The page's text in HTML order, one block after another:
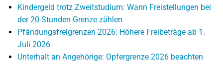
Kindergeld trotz Zweitstudium: Wann Freistellungen bei
der 20-Stunden-Grenze zählen
Pfändungsfreigrenzen 2026: Höhere Freibeträge ab 1.
Juli 2026
Unterhalt an Angehörige: Opfergrenze 2026 beachten